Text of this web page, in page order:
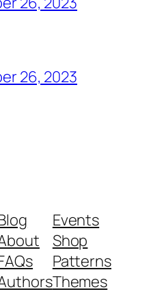
26, 2023
Events
Shop
Patterns
Themes